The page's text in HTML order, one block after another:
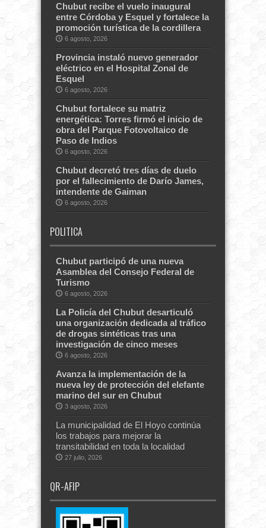
Chubut recibe el vuelo inaugural
entre Córdoba y Esquel y fortalece la
promoción turística de la cordillera
6 agosto, 2026
Provincia instaló nuevo generador
eléctrico en el Hospital Zonal de
Esquel
6 agosto, 2026
Chubut fortalece su matriz
energética: Torres firmó el inicio de
obra del Parque Fotovoltaico de
Paso de Indios
6 agosto, 2026
Chubut decretó tres días de duelo
por el fallecimiento de Darío James,
intendente de Gaiman
6 agosto, 2026
POLITICA
Chubut participó de una nueva
Asamblea del Consejo Federal de
Turismo
6 agosto, 2026
La Policía del Chubut desarticuló
una organización dedicada al tráfico
de drogas sintéticas tras una
investigación de cinco meses
6 agosto, 2026
Avanza la implementación de la
nueva ley de protección del elefante
marino del sur en Chubut
3 agosto, 2026
La municipalidad de El Hoyo continúa
los trabajos para mejorar la
transitabilidad en toda la localidad
27 julio, 2026
QR-AFIP